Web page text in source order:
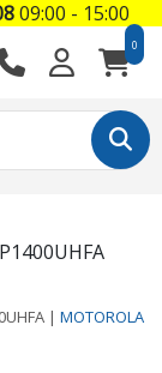
0
| MOTOROLA
09:00 - 15:00